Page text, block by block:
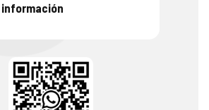
información